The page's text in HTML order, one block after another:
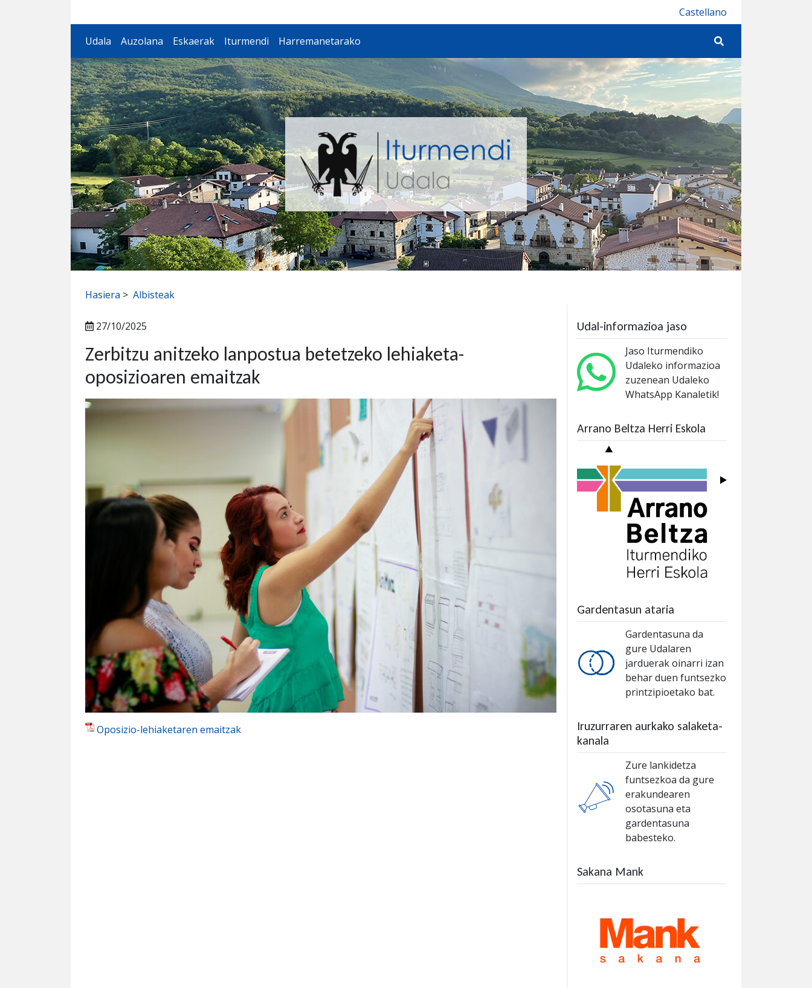
Castellano
Bilatu
Udala Auzolana Eskaerak Iturmendi Harremanetarako
Hasiera > Albisteak
27/10/2025
Zerbitzu anitzeko lanpostua betetzeko lehiaketa-
oposizioaren emaitzak
Oposizio-lehiaketaren emaitzak
Udal-informazioa jaso
Jaso Iturmendiko
Udaleko informazioa
zuzenean Udaleko
WhatsApp Kanaletik!
Arrano Beltza Herri Eskola
Gardentasun ataria
Gardentasuna da
gure Udalaren
jarduerak oinarri izan
behar duen funtsezko
printzipioetako bat.
Iruzurraren aurkako salaketa-
kanala
Zure lankidetza
funtsezkoa da gure
erakundearen
osotasuna eta
gardentasuna
babesteko.
Sakana Mank